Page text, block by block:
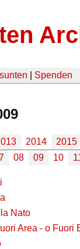
Spenden
2014
2015
08 09 10
Nato
Area - o Fuori